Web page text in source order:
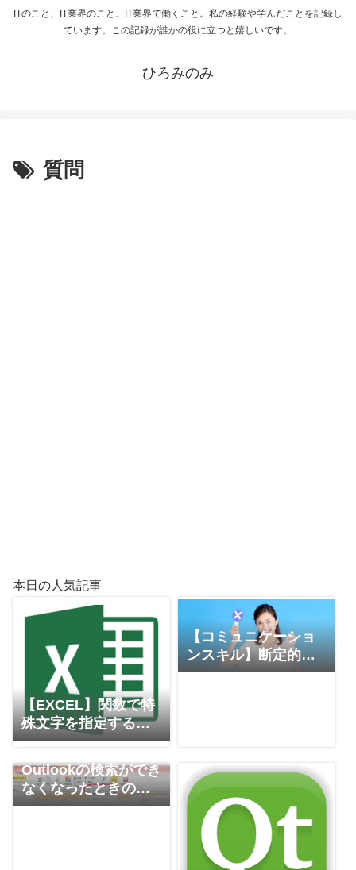
ITのこと、IT業界のこと、IT業界で働くこと。私の経験や学んだことを記録し
ています。この記録が誰かの役に立つと嬉しいです。
ひろみのみ
質問
本日の人気記事
【EXCEL】関数で特
殊文字を指定する方
法
【コミュニケーショ
ンスキル】断定的な
表現を避ける
Outlookの検索ができ
なくなったときの対
応方法